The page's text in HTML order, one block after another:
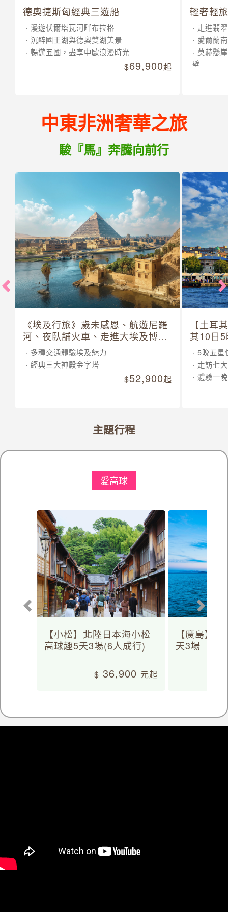
德奧捷斯匈經典三遊船
漫遊伏爾塔瓦河畔布拉格
沉醉國王湖與德奧雙湖美景
暢遊五國，盡享中歐浪漫時光
69,900起
輕奢輕
走進翡
愛爾蘭
莫赫懸
壁
中東非洲奢華之旅
駿『馬』奔騰向前行
《埃及行旅》歲未感恩、航遊尼羅
河、夜臥舖火車、走進大埃及博物
館 10 日
多種交通體驗埃及魅力
經典三大神殿金字塔
52,900起
【土耳
其10日
5晚五星
走訪七
體驗一
愛高球
主題行程
【小松】北陸日本海小松
高球趣5天3場(6人成行)
36,900
【廣島】
天3場